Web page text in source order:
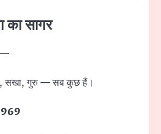
का सागर
—
सखा, गुरु — सब कुछ हैं।